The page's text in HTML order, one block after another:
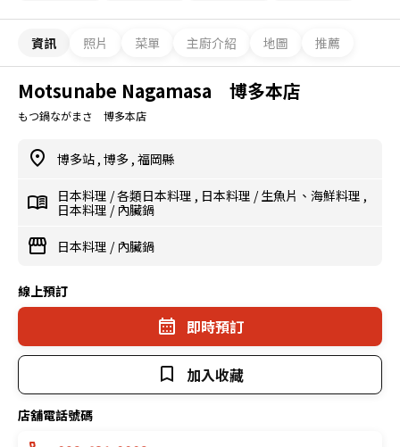
資訊 照片 菜單 主廚介紹 地圖 推薦
Motsunabe Nagamasa 博多本店
もつ鍋ながまさ 博多本店
博多站 , 博多 , 福岡縣
日本料理 /各類日本料理 , 日本料理 /生魚片、海鮮料理 ,
日本料理 / 內臟鍋
日本料理 / 內臟鍋
線上預訂
即時預訂
加入收藏
店舖電話號碼